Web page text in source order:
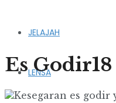
JELAJAH
LENSA
Es Godir18